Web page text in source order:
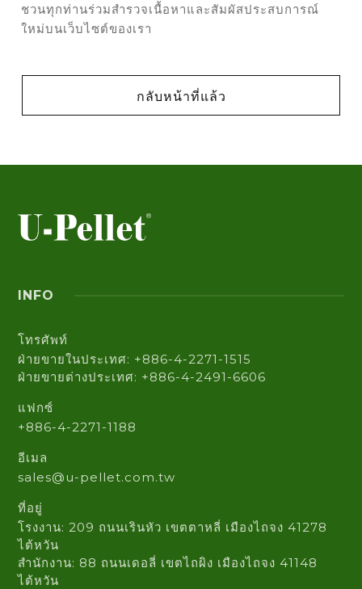
ชวนทุกท่านร่วมสำรวจเนื้อหาและสัมผัสประสบการณ์
ใหม่บนเว็บไซต์ของเรา
กลับหน้าที่แล้ว
INFO
โทรศัพท์
ฝ่ายขายในประเทศ: +886-4-2271-1515
ฝ่ายขายต่างประเทศ: +886-4-2491-6606
แฟกซ์
+886-4-2271-1188
อีเมล
sales@u-pellet.com.tw
ที่อยู่
โรงงาน: 209 ถนนเรินหัว เขตตาหลี่ เมืองไถจง 41278
ไต้หวัน
สำนักงาน: 88 ถนนเดอลี่ เขตไถผิง เมืองไถจง 41148
ไต้หวัน